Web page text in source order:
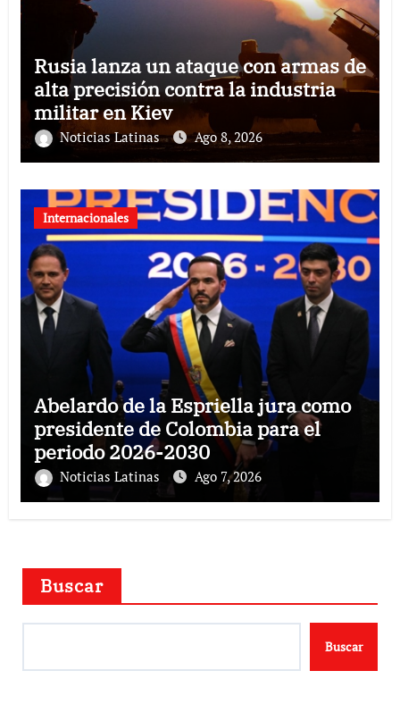
Rusia lanza un ataque con armas de
alta precisión contra la industria
militar en Kiev
Noticias Latinas Ago 8, 2026
Internacionales
Abelardo de la Espriella jura como
presidente de Colombia para el
periodo 2026-2030
Noticias Latinas Ago 7, 2026
Buscar
Buscar